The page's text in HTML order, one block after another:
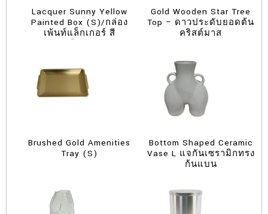
Lacquer Sunny Yellow
Painted Box (S)/กล่อง
เพ้นท์แล็กเกอร์ สี
Gold Wooden Star Tree
Top – ดาวประดับยอดต้น
คริสต์มาส
Brushed Gold Amenities
Tray (S)
Bottom Shaped Ceramic
Vase L แจกันเซรามิกทรง
ก้นแบน